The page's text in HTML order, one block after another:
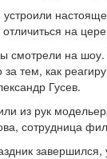
отличиться на
смотрели на
тем, как
Гусев.
из рук
сотрудница